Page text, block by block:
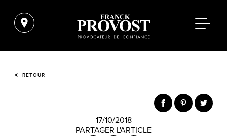
RETOUR
17/10/2018
PARTAGER L'ARTICLE